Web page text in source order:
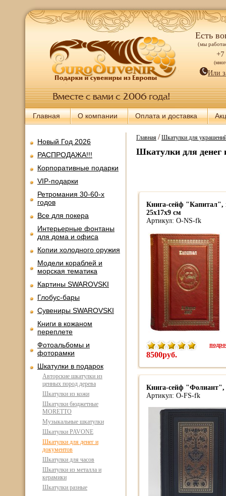
Есть
(мы
+7
Или
Главная О компании Оплата и доставка
Новый Год 2026
РАСПРОДАЖА!!!
Корпоративные подарки
VIP-подарки
Ретромания 30-60-х
годов
Все для покера
Интерьерные фонтаны
для дома и офиса
Копии холодного оружия
Модели кораблей и
морская тематика
Картины SWAROVSKI
Глобус-бары
Сувениры SWAROVSKI
Книги в кожаном
переплете
Фотоальбомы и
фоторамки
Шкатулки в подарок
Авторские шкатулки из
ценных пород дерева
Шкатулки из кожи
Шкатулки бюджетные
MORETTO
Музыкальные шкатулки
Шкатулки PAVONE
Шкатулки для денег и
документов
Шкатулки для часов
Шкатулки из металла и
керамики
Шкатулки разные
Главная/Шкатулки для
Шкатулки для денег
Книга-сейф "Капитал",
25х17х9 см
Артикул: O-NS-fk
8500руб.
Книга-сейф "Фолиант",
Артикул: O-FS-fk